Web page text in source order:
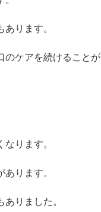
ります。
のケアを続けることが
ります。
ります。
りました。